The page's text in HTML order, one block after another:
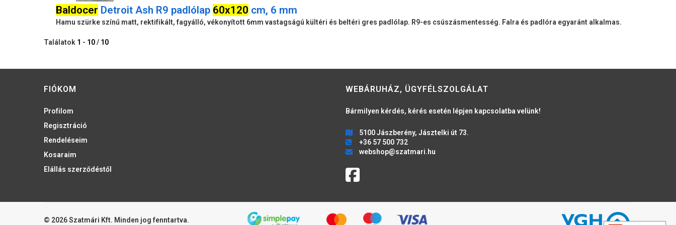
Baldocer Detroit Ash R9 padlólap 60x120 cm, 6 mm
Hamu szürke színű matt, rektifikált, fagyálló, vékonyított 6mm vastagságú kültéri és beltéri gres padlólap. R9-es csúszásmentesség. Falra és padlóra egyaránt alkalmas.
Találatok 1 - 10/ 10
FIÓKOM
Profilom
Regisztráció
Rendeléseim
Kosaraim
Elállás szerződéstől
WEBÁRUHÁZ, ÜGYFÉLSZOLGÁLAT
Bármilyen kérdés, kérés esetén lépjen kapcsolatba velünk!
5100 Jászberény, Jásztelki út 73.
+36 57 500 732
webshop@szatmari.hu
© 2026 Szatmári Kft. Minden jog fenntartva.